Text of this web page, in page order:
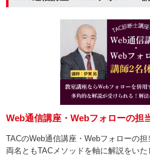
Web通信講座・Webフォローの担
TACのWeb通信講座・Webフォローの担
両名ともTACメソッドを軸に解説をい